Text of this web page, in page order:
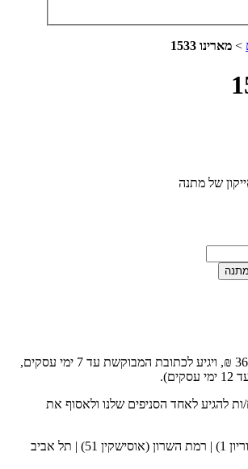
> מארינו 1533
משלוח עד הבית יעלה 36 ₪, ויגיע לכתובת המבוקשת עד 7 ימי עסקים,
ות להגיע לאחד הסניפים שלנו ולאסוף את
קריית טבעון (ככר בן גוריון 1) | רמת השרון (אוסישקין 51) | תל אביב